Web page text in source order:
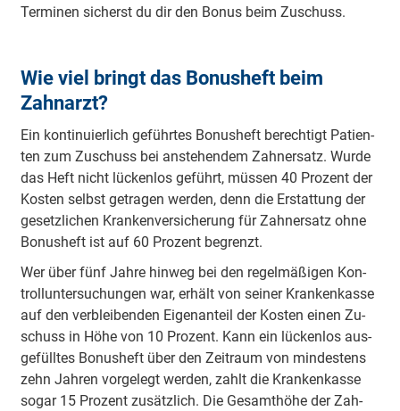
Terminen sicherst du dir den Bonus beim Zuschuss.
Wie viel bringt das Bonusheft beim
Zahnarzt?
Ein kon­ti­nu­ier­lich ge­führ­tes Bon­us­heft be­rech­tigt Pa­tien­
ten zum Zu­schuss bei an­ste­hen­dem Zahn­ersatz. Wur­de
das Heft nicht lü­cken­los ge­führt, müs­sen 40 Pro­zent der
Kos­ten selbst ge­tra­gen wer­den, denn die Er­stat­tung der
ge­setz­li­chen Krank­en­ver­sich­e­rung für Zahn­ersatz oh­ne
Bon­us­heft ist auf 60 Pro­zent be­grenzt.
Wer über fünf Jah­re hin­weg bei den re­gel­mä­ßi­gen Kon­
troll­un­ter­su­chun­gen war, er­hält von sei­ner Krank­en­kasse
auf den ver­blei­ben­den Ei­gen­an­teil der Kos­ten ei­nen Zu­
schuss in Hö­he von 10 Pro­zent. Kann ein lü­cken­los aus­
ge­füll­tes Bon­us­heft über den Zeit­raum von min­des­tens
zehn Jah­ren vor­ge­legt wer­den, zahlt die Krank­en­kasse
so­gar 15 Pro­zent zu­sätz­lich. Die Ge­samt­hö­he der Zah­